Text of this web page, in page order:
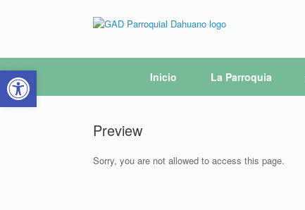
Abrir barra de herramientas Inicio La Parroquia
Preview
Sorry, you are not allowed to access this page.